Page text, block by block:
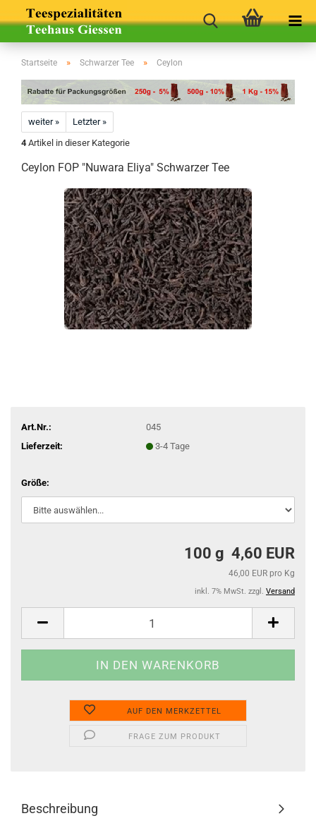
Startseite » Schwarzer Tee » Ceylon
weiter »
Letzter »
4 Artikel in dieser Kategorie
Ceylon FOP "Nuwara Eliya" Schwarzer Tee
Art.Nr.:
045
Lieferzeit:
3-4 Tage
Größe:
100 g 4,60 EUR
46,00 EUR pro Kg
inkl. 7% MwSt. zzgl. Versand
AUF DEN MERKZETTEL
FRAGE ZUM PRODUKT
Beschreibung